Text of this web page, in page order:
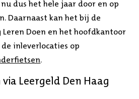
dus het hele jaar door en op
Daarnaast kan het bij de
Leren Doen en het hoofdkantoor
de inleverlocaties op
.
Leergeld Den Haag